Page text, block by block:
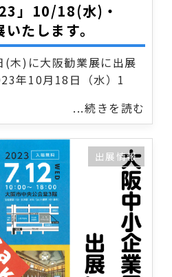
」10/18(水)・
たします。
木)に大阪勧業展に出展
年10月18日（水）1
...続きを読む
出展情報